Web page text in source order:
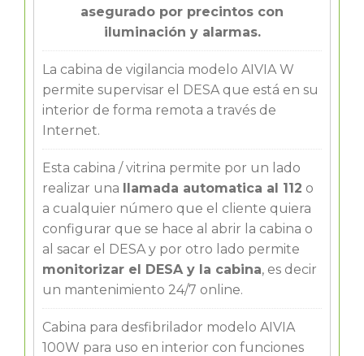
asegurado por precintos con
iluminación y alarmas.
La cabina de vigilancia modelo AIVIA W
permite supervisar el DESA que está en su
interior de forma remota a través de
Internet.
Esta cabina / vitrina permite por un lado
realizar una llamada automatica al 112 o
a cualquier número que el cliente quiera
configurar que se hace al abrir la cabina o
al sacar el DESA y por otro lado permite
monitorizar el DESA y la cabina, es decir
un mantenimiento 24/7 online.
Cabina para desfibrilador modelo AIVIA
100W para uso en interior con funciones